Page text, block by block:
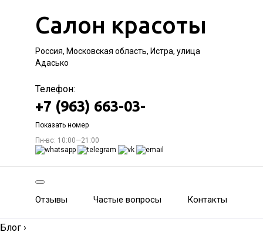
Салон красоты
Россия, Московская область, Истра, улица
Адасько
Телефон:
+7 (963) 663-03-
Показать номер
Пн-вс: 10:00—21:00
Отзывы Частые вопросы Контакты
Блог ›